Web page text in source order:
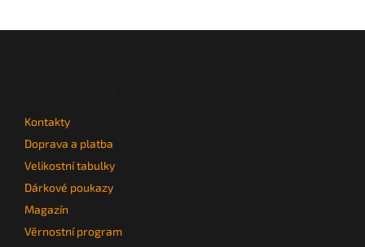
Kontakty
Doprava a platba
Velikostní tabulky
Dárkové poukazy
Magazín
Věrnostní program